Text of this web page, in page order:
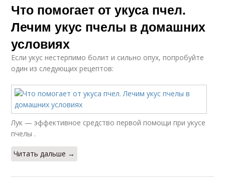
Что помогает от укуса пчел.
Лечим укус пчелы в домашних
условиях
Если укус нестерпимо болит и сильно опух, попробуйте
один из следующих рецептов:
Лук — эффективное средство первой помощи при укусе
пчелы .
Читать дальше →